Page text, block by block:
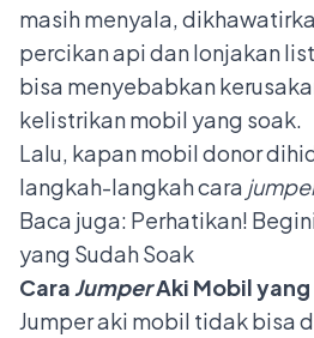
masih menyala,
percikan api dan lonjakan
bisa menyebabkan
kelistrikan mobil yang soak.
Lalu, kapan mobil donor
langkah-langkah cara
Baca juga: Perhatikan!
yang Sudah Soak
Cara JumperAki Mobil
Jumper aki mobil tidak bisa